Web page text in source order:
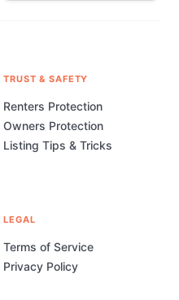
TRUST & SAFETY
Renters Protection
Owners Protection
Listing Tips & Tricks
LEGAL
Terms of Service
Privacy Policy